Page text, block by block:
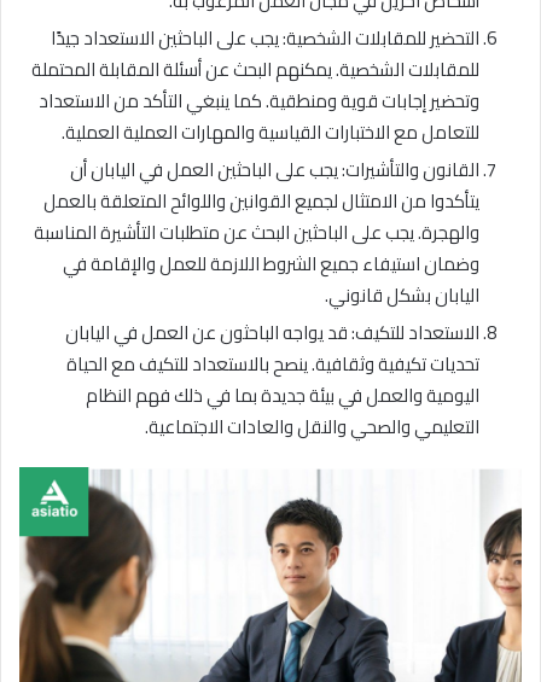
التحضير للمقابلات الشخصية: يجب على الباحثين الاستعداد جيدًا
للمقابلات الشخصية. يمكنهم البحث عن أسئلة المقابلة المحتملة
وتحضير إجابات قوية ومنطقية. كما ينبغي التأكد من الاستعداد
للتعامل مع الاختبارات القياسية والمهارات العملية العملية.
القانون والتأشيرات: يجب على الباحثين العمل في اليابان أن
يتأكدوا من الامتثال لجميع القوانين واللوائح المتعلقة بالعمل
والهجرة. يجب على الباحثين البحث عن متطلبات التأشيرة المناسبة
وضمان استيفاء جميع الشروط اللازمة للعمل والإقامة في
اليابان بشكل قانوني.
الاستعداد للتكيف: قد يواجه الباحثون عن العمل في اليابان
تحديات تكيفية وثقافية. ينصح بالاستعداد للتكيف مع الحياة
اليومية والعمل في بيئة جديدة بما في ذلك فهم النظام
التعليمي والصحي والنقل والعادات الاجتماعية.